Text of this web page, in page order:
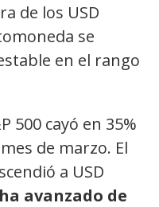
de los USD
se
en el rango
500 cayó en 35%
de marzo. El
a USD
avanzado de